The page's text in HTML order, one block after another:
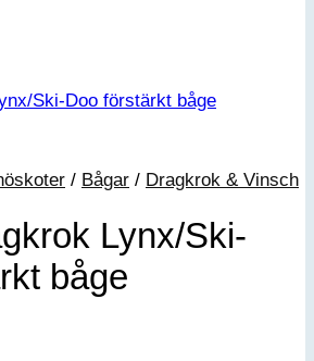
/ Bågar / Dragkrok & Vinsch
Lynx/Ski-
båge